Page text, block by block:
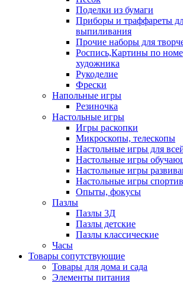
Поделки из бумаги
Приборы и траффареты
выпиливания
Прочие наборы для
Роспись,Картины по
художника
Рукоделие
Фрески
Напольные игры
Резиночка
Настольные игры
Игры раскопки
Микроскопы, телескопы
Настольные игры для
Настольные игры
Настольные игры
Настольные игры
Опыты, фокусы
Пазлы
Пазлы 3Д
Пазлы детские
Пазлы классические
Часы
Товары сопутствующие
Товары для дома и сада
Элементы питания